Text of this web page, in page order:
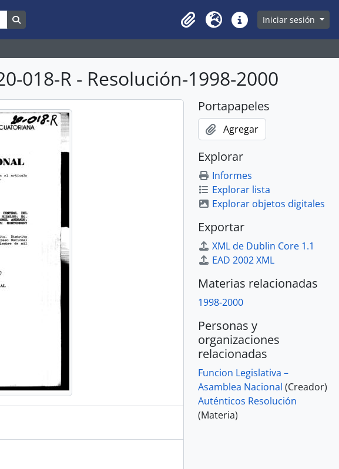
Clipboard
Idioma Enlaces rápidos
Iniciar sesión
018-R - Resolución-1998-2000
Portapapeles
Agregar
Explorar
Informes
Explorar lista
Explorar objetos digitales
Exportar
XML de Dublin Core 1.1
EAD 2002 XML
Materias relacionadas
1998-2000
Personas y
organizaciones
relacionadas
Funcion Legislativa –
Asamblea Nacional (Creador)
Auténticos Resolución
(Materia)